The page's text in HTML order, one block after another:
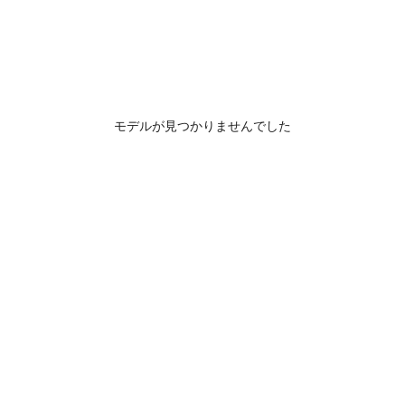
モデルが見つかりませんでした